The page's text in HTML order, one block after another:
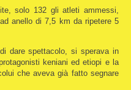
solo 132 gli atleti ammessi,
anello di 7,5 km da ripetere 5
dare spettacolo, si sperava in
keniani ed etiopi e la
che aveva già fatto segnare